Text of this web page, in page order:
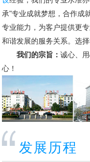
承"专业成就梦想，合作成
专业能力，为客户提供更
和谐发展的服务关系。选
我们的宗旨：诚心、
心！
发展历程